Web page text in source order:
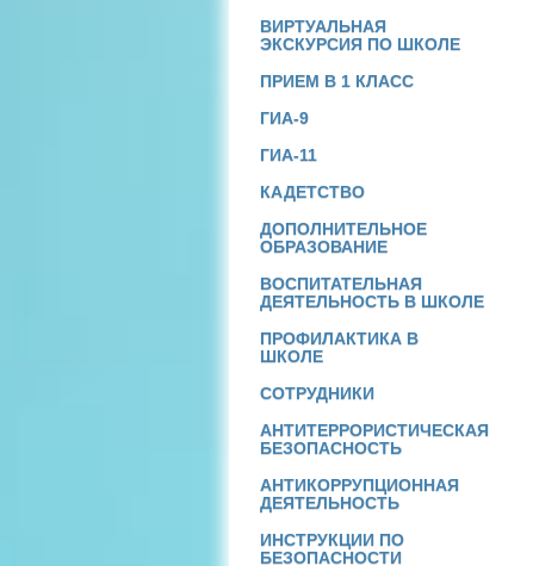
ВИРТУАЛЬНАЯ
ЭКСКУРСИЯ ПО ШКОЛЕ
ПРИЕМ В 1 КЛАСС
ГИА-9
ГИА-11
КАДЕТСТВО
ДОПОЛНИТЕЛЬНОЕ
ОБРАЗОВАНИЕ
ВОСПИТАТЕЛЬНАЯ
ДЕЯТЕЛЬНОСТЬ В ШКОЛЕ
ПРОФИЛАКТИКА В
ШКОЛЕ
СОТРУДНИКИ
АНТИТЕРРОРИСТИЧЕСКАЯ
БЕЗОПАСНОСТЬ
АНТИКОРРУПЦИОННАЯ
ДЕЯТЕЛЬНОСТЬ
ИНСТРУКЦИИ ПО
БЕЗОПАСНОСТИ